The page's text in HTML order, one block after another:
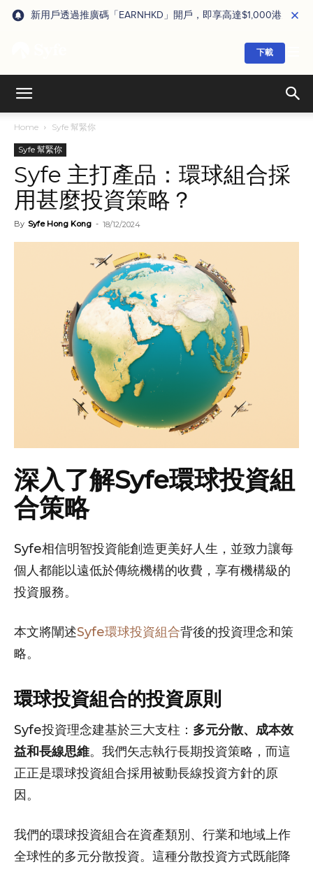
新用戶透過推廣碼「EARNHKD」開戶，即享高達$1,000港元獎賞
下載
Home Syfe 幫緊你
Syfe 幫緊你
Syfe 主打產品：環球組合採
用甚麼投資策略？
By Syfe Hong Kong - 18/12/2024
深入了解Syfe環球投資組
合策略
Syfe相信明智投資能創造更美好人生，並致力讓每
個人都能以遠低於傳統機構的收費，享有機構級的
投資服務。
本文將闡述Syfe環球投資組合背後的投資理念和策
略。
環球投資組合的投資原則
Syfe投資理念建基於三大支柱： 多元分散、成本效
益和長線思維。我們矢志執行長期投資策略，而這
正正是環球投資組合採用被動長線投資方針的原
因。
我們的環球投資組合在資產類別、行業和地域上作
全球性的多元分散投資。這種分散投資方式既能降